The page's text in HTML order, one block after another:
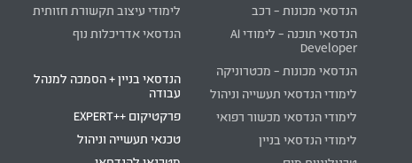
הנדסאי מכונות – רכב
הנדסאי תוכנה – לימודי AI
Developer
הנדסאי מכונות – מכטרוניקה
לימודי הנדסאי תעשייה וניהול
לימודי הנדסאי מכשור רפואי
לימודי הנדסאי בניין
לימודי עיצוב תקשורת חזותית
הנדסאי אדריכלות נוף
הנדסאי בניין + הסמכה למנהל
עבודה
פרקטיקום ++EXPERT
טכנאי תעשייה וניהול